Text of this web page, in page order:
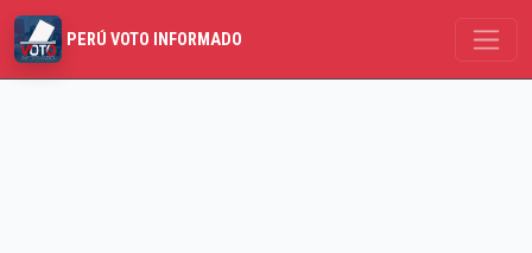
PERÚ VOTO INFORMADO